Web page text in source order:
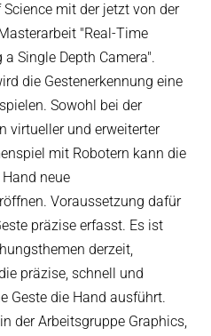
mit der jetzt von der
"Real-Time
Single Depth Camera".
die Gestenerkennung eine
Sowohl bei der
virtueller und erweiterter
mit Robotern kann die
neue
Voraussetzung dafür
präzise erfasst. Es ist
derzeit,
präzise, schnell und
Geste die Hand ausführt.
der Arbeitsgruppe Graphics,